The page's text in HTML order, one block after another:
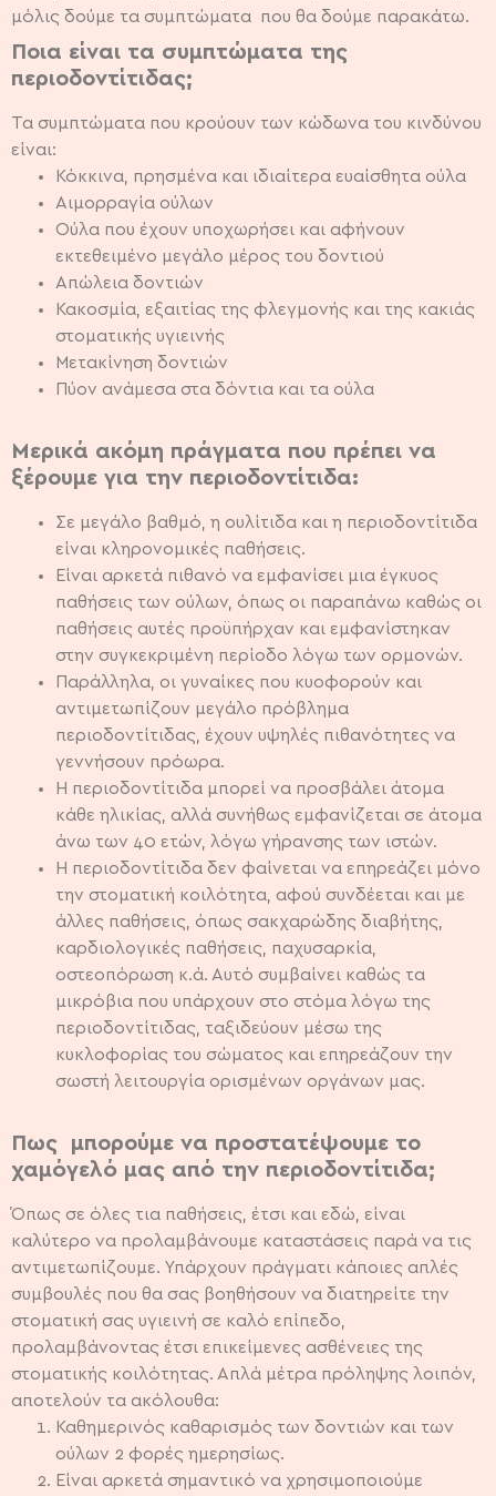
μόλις δούμε τα συμπτώματα που θα δούμε παρακάτω.
Ποια είναι τα συμπτώματα της
περιοδοντίτιδας;
Τα συμπτώματα που κρούουν των κώδωνα του κινδύνου
είναι:
Κόκκινα, πρησμένα και ιδιαίτερα ευαίσθητα ούλα
Αιμορραγία ούλων
Ούλα που έχουν υποχωρήσει και αφήνουν
εκτεθειμένο μεγάλο μέρος του δοντιού
Απώλεια δοντιών
Κακοσμία, εξαιτίας της φλεγμονής και της κακιάς
στοματικής υγιεινής
Μετακίνηση δοντιών
Πύον ανάμεσα στα δόντια και τα ούλα
Μερικά ακόμη πράγματα που πρέπει να
ξέρουμε για την περιοδοντίτιδα:
Σε μεγάλο βαθμό, η ουλίτιδα και η περιοδοντίτιδα
είναι κληρονομικές παθήσεις.
Είναι αρκετά πιθανό να εμφανίσει μια έγκυος
παθήσεις των ούλων, όπως οι παραπάνω καθώς οι
παθήσεις αυτές προϋπήρχαν και εμφανίστηκαν
στην συγκεκριμένη περίοδο λόγω των ορμονών.
Παράλληλα, οι γυναίκες που κυοφορούν και
αντιμετωπίζουν μεγάλο πρόβλημα
περιοδοντίτιδας, έχουν υψηλές πιθανότητες να
γεννήσουν πρόωρα.
Η περιοδοντίτιδα μπορεί να προσβάλει άτομα
κάθε ηλικίας, αλλά συνήθως εμφανίζεται σε άτομα
άνω των 40 ετών, λόγω γήρανσης των ιστών.
Η περιοδοντίτιδα δεν φαίνεται να επηρεάζει μόνο
την στοματική κοιλότητα, αφού συνδέεται και με
άλλες παθήσεις, όπως σακχαρώδης διαβήτης,
καρδιολογικές παθήσεις, παχυσαρκία,
οστεοπόρωση κ.ά. Αυτό συμβαίνει καθώς τα
μικρόβια που υπάρχουν στο στόμα λόγω της
περιοδοντίτιδας, ταξιδεύουν μέσω της
κυκλοφορίας του σώματος και επηρεάζουν την
σωστή λειτουργία ορισμένων οργάνων μας.
Πως μπορούμε να προστατέψουμε το
χαμόγελό μας από την περιοδοντίτιδα;
Όπως σε όλες τια παθήσεις, έτσι και εδώ, είναι
καλύτερο να προλαμβάνουμε καταστάσεις παρά να τις
αντιμετωπίζουμε. Υπάρχουν πράγματι κάποιες απλές
συμβουλές που θα σας βοηθήσουν να διατηρείτε την
στοματική σας υγιεινή σε καλό επίπεδο,
προλαμβάνοντας έτσι επικείμενες ασθένειες της
στοματικής κοιλότητας. Απλά μέτρα πρόληψης λοιπόν,
αποτελούν τα ακόλουθα:
Καθημερινός καθαρισμός των δοντιών και των
ούλων 2 φορές ημερησίως.
Είναι αρκετά σημαντικό να χρησιμοποιούμε